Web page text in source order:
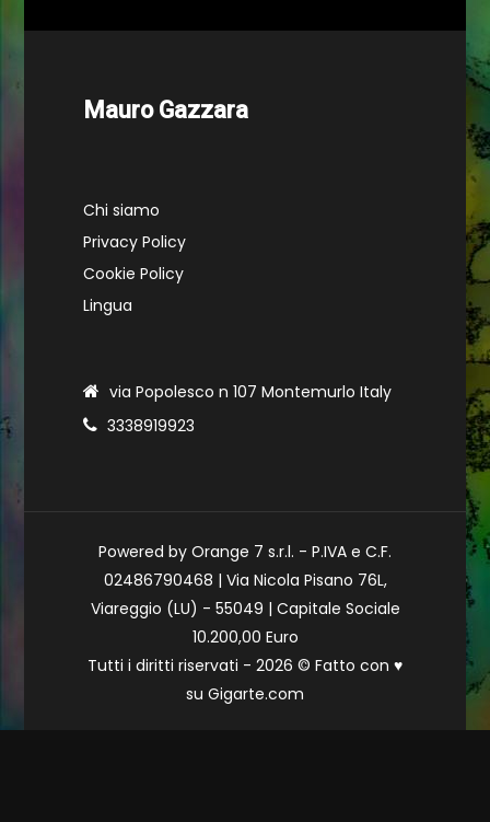
Mauro Gazzara
Chi siamo
Privacy Policy
Cookie Policy
Lingua
via Popolesco n 107 Montemurlo Italy
3338919923
Powered by Orange 7 s.r.l. - P.IVA e C.F.
02486790468 | Via Nicola Pisano 76L,
Viareggio (LU) - 55049 | Capitale Sociale
10.200,00 Euro
Tutti i diritti riservati - 2026 © Fatto con ♥
su Gigarte.com